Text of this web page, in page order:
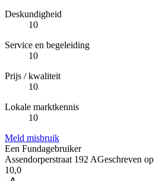
Deskundigheid
10
Service en begeleiding
10
Prijs / kwaliteit
10
Lokale marktkennis
10
Meld misbruik
Een Fundagebruiker
Assendorperstraat 192 AGeschreven op
10,0